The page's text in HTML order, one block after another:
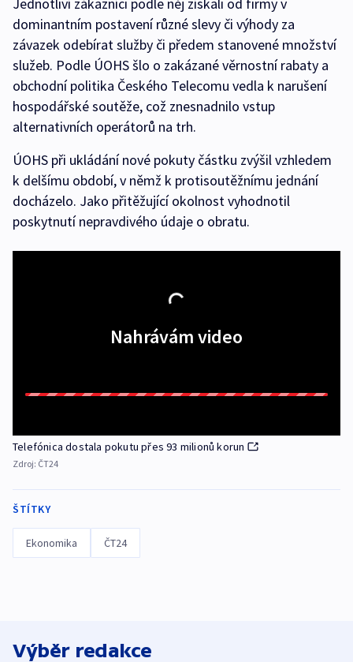
dominantním postavení různé slevy či výhody za
závazek odebírat služby či předem stanovené množství
služeb. Podle ÚOHS šlo o zakázané věrnostní rabaty a
obchodní politika Českého Telecomu vedla k narušení
hospodářské soutěže, což znesnadnilo vstup
alternativních operátorů na trh.
ÚOHS při ukládání nové pokuty částku zvýšil vzhledem
k delšímu období, v němž k protisoutěžnímu jednání
docházelo. Jako přitěžující okolnost vyhodnotil
poskytnutí nepravdivého údaje o obratu.
Nahrávám video
Telefónica dostala pokutu přes 93 milionů korun
Zdroj: ČT24
ŠTÍTKY
Ekonomika ČT24
Výběr redakce